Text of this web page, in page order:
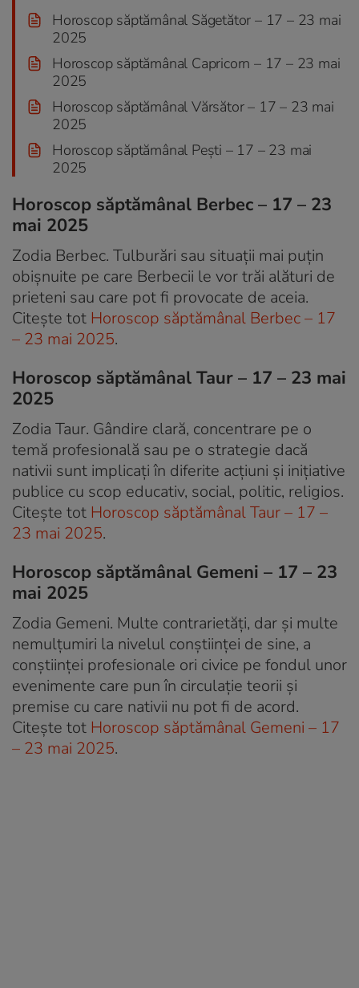
Horoscop săptămânal Săgetător – 17 – 23 mai
2025
Horoscop săptămânal Capricorn – 17 – 23 mai
2025
Horoscop săptămânal Vărsător – 17 – 23 mai
2025
Horoscop săptămânal Pești – 17 – 23 mai
2025
Horoscop săptămânal Berbec – 17 – 23
mai 2025
Zodia Berbec. Tulburări sau situații mai puțin
obișnuite pe care Berbecii le vor trăi alături de
prieteni sau care pot fi provocate de aceia.
Citește tot Horoscop săptămânal Berbec – 17
– 23 mai 2025.
Horoscop săptămânal Taur – 17 – 23 mai
2025
Zodia Taur. Gândire clară, concentrare pe o
temă profesională sau pe o strategie dacă
nativii sunt implicați în diferite acțiuni și inițiative
publice cu scop educativ, social, politic, religios.
Citește tot Horoscop săptămânal Taur – 17 –
23 mai 2025.
Horoscop săptămânal Gemeni – 17 – 23
mai 2025
Zodia Gemeni. Multe contrarietăți, dar și multe
nemulțumiri la nivelul conștiinței de sine, a
conștiinței profesionale ori civice pe fondul unor
evenimente care pun în circulație teorii și
premise cu care nativii nu pot fi de acord.
Citește tot Horoscop săptămânal Gemeni – 17
– 23 mai 2025.